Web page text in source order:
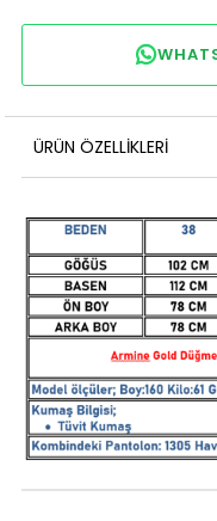
ÜRÜN ÖZELLIKLERI